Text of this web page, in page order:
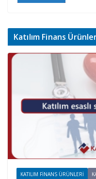
Katılım Finans
KATILIM FINANS ÜRÜNLERI